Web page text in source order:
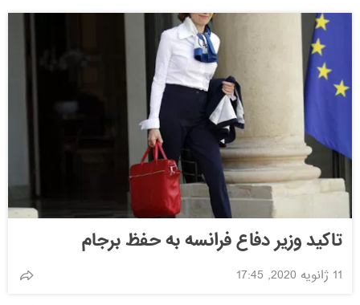
تاکید وزیر دفاع فرانسه به حفظ برجام
11 ژانویه 2020, 17:45